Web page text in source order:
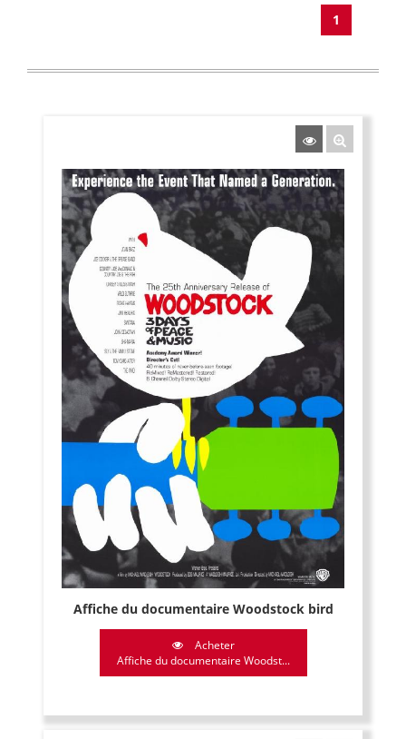
1
Affiche du documentaire Woodstock bird
Acheter
Affiche du documentaire Woodst...